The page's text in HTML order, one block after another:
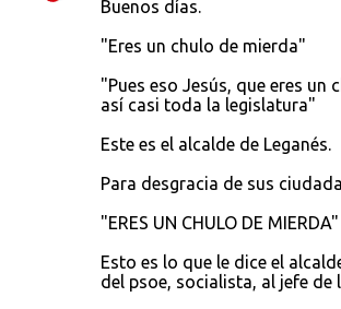
Buenos días.
"Eres un chulo de mierda"
"Pues eso Jesús, que eres un
así casi toda la legislatura"
Este es el alcalde de Leganés.
Para desgracia de sus
"ERES UN CHULO DE MIERDA"
Esto es lo que le dice el
del psoe, socialista, al jefe de